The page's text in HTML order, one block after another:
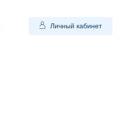
Личный кабинет